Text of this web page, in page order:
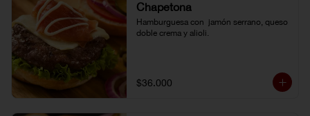
Chapetona
Hamburguesa con  jamón serrano, queso
doble crema y alioli.
$36.000